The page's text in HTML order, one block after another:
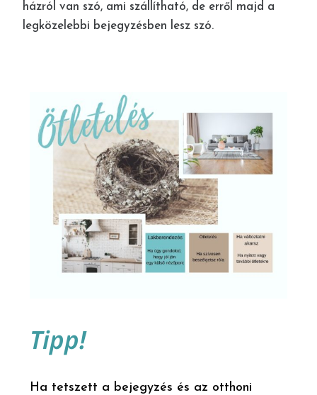
házról van szó, ami szállítható, de erről majd a
legközelebbi bejegyzésben lesz szó.
Tipp!
Ha tetszett a bejegyzés és az otthoni